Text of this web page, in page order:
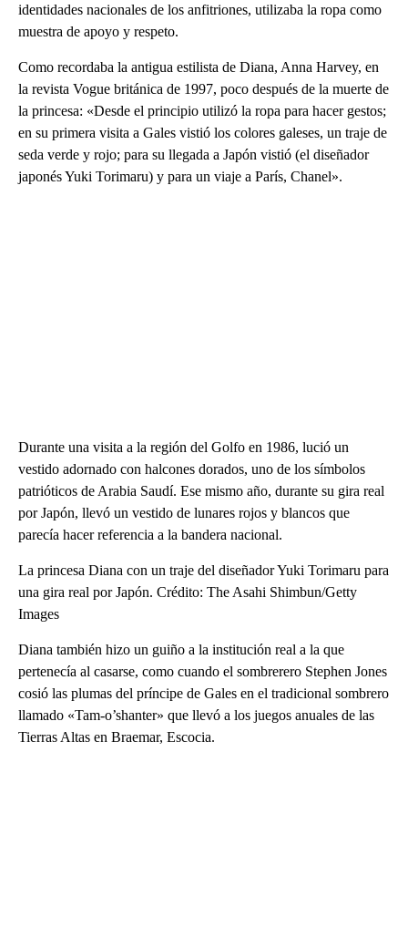
identidades nacionales de los anfitriones, utilizaba la ropa como
muestra de apoyo y respeto.
Como recordaba la antigua estilista de Diana, Anna Harvey, en
la revista Vogue británica de 1997, poco después de la muerte de
la princesa: «Desde el principio utilizó la ropa para hacer gestos;
en su primera visita a Gales vistió los colores galeses, un traje de
seda verde y rojo; para su llegada a Japón vistió (el diseñador
japonés Yuki Torimaru) y para un viaje a París, Chanel».
Durante una visita a la región del Golfo en 1986, lució un
vestido adornado con halcones dorados, uno de los símbolos
patrióticos de Arabia Saudí. Ese mismo año, durante su gira real
por Japón, llevó un vestido de lunares rojos y blancos que
parecía hacer referencia a la bandera nacional.
La princesa Diana con un traje del diseñador Yuki Torimaru para
una gira real por Japón. Crédito: The Asahi Shimbun/Getty
Images
Diana también hizo un guiño a la institución real a la que
pertenecía al casarse, como cuando el sombrerero Stephen Jones
cosió las plumas del príncipe de Gales en el tradicional sombrero
llamado «Tam-o’shanter» que llevó a los juegos anuales de las
Tierras Altas en Braemar, Escocia.